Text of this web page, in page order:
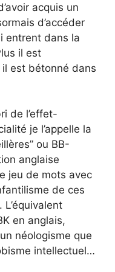
acquis un
d’accéder
entrent dans la
il est
est bétonné dans
de l’effet-
je l’appelle la
ou BB-
anglaise
jeu de mots avec
de ces
en anglais,
néologisme que
intellectuel…